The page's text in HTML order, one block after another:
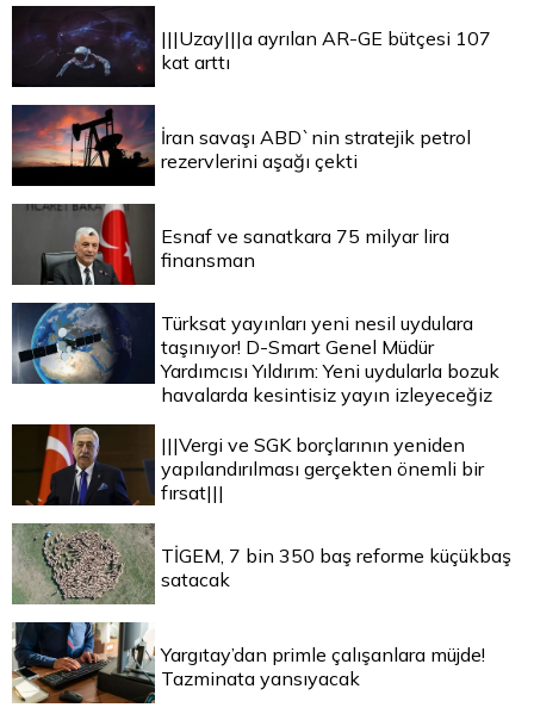
|||Uzay|||a ayrılan AR-GE bütçesi 107
kat arttı
İran savaşı ABD`nin stratejik petrol
rezervlerini aşağı çekti
Esnaf ve sanatkara 75 milyar lira
finansman
Türksat yayınları yeni nesil uydulara
taşınıyor! D-Smart Genel Müdür
Yardımcısı Yıldırım: Yeni uydularla bozuk
havalarda kesintisiz yayın izleyeceğiz
|||Vergi ve SGK borçlarının yeniden
yapılandırılması gerçekten önemli bir
fırsat|||
TİGEM, 7 bin 350 baş reforme küçükbaş
satacak
Yargıtay’dan primle çalışanlara müjde!
Tazminata yansıyacak